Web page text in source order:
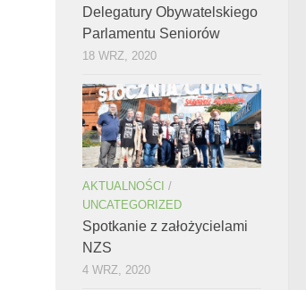
Delegatury Obywatelskiego
Parlamentu Seniorów
18 WRZ, 2020
AKTUALNOŚCI /
UNCATEGORIZED
Spotkanie z założycielami
NZS
4 WRZ, 2020